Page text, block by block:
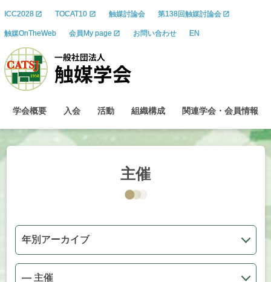
ICC2028 TOCAT10 触媒討論会 第138回触媒討論会
触媒OnTheWeb 会員My page お問い合わせ EN
学会概要 入会 活動 組織構成 関連学会 ・ 会員情報
主催